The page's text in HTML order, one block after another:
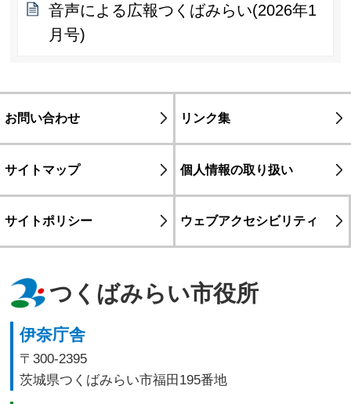
音声による広報つくばみらい(2026年1
月号)
お問い合わせ リンク集
サイトマップ 個人情報の取り扱い
サイトポリシー ウェブアクセシビリティ
つくばみらい市役所
伊奈庁舎
〒300-2395
茨城県つくばみらい市福田195番地